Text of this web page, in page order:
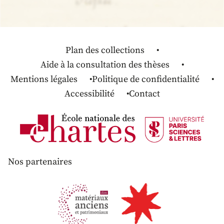
Plan des collections
Aide à la consultation des thèses
Mentions légales
Politique de confidentialité
Accessibilité
Contact
Nos partenaires